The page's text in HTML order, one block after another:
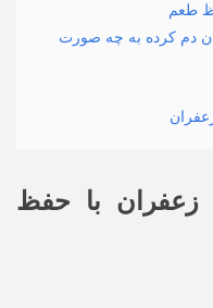
طعم
دم کرده به چه صورت
با حفظ